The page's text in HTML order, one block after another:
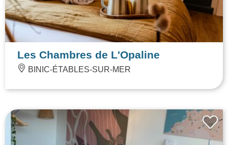
Les Chambres de L'Opaline
BINIC-ÉTABLES-SUR-MER